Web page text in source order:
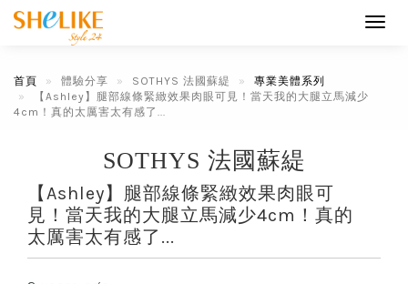
首頁 體驗分享 SOTHYS 法國蘇緹
專業美體系列
【Ashley】腿部線條緊緻效果肉眼可見！當天我的大腿立馬減少
4cm！真的太厲害太有感了...
SOTHYS 法國蘇緹
【Ashley】腿部線條緊緻效果肉眼可
見！當天我的大腿立馬減少4cm！真的
太厲害太有感了...